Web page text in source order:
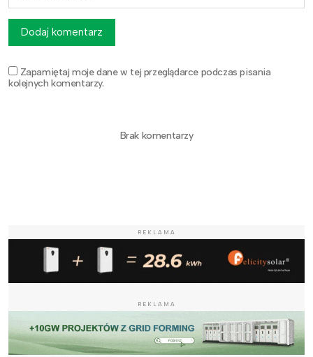
Zapamiętaj moje dane w tej przeglądarce podczas pisania
kolejnych komentarzy.
Dodaj komentarz
Brak komentarzy
REKLAMA
REKLAMA